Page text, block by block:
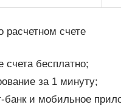
расчетном счете
счета бесплатно;
за 1 минуту;
банк и мобильное